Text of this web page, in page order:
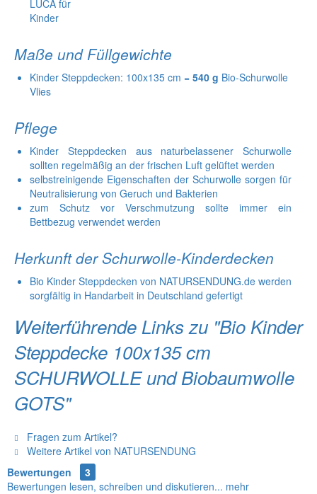
Maße und Füllgewichte
Kinder Steppdecken: 100x135 cm = 540 g Bio-Schurwolle
Vlies
Pflege
Kinder Steppdecken aus naturbelassener Schurwolle
sollten regelmäßig an der frischen Luft gelüftet werden
selbstreinigende Eigenschaften der Schurwolle sorgen für
Neutralisierung von Geruch und Bakterien
zum Schutz vor Verschmutzung sollte immer ein
Bettbezug verwendet werden
Herkunft der Schurwolle-Kinderdecken
Bio Kinder Steppdecken von NATURSENDUNG.de werden
sorgfältig in Handarbeit in Deutschland gefertigt
Weiterführende Links zu "Bio Kinder
Steppdecke 100x135 cm
SCHURWOLLE und Biobaumwolle
GOTS"
Fragen zum Artikel?
Weitere Artikel von NATURSENDUNG
Bewertungen
3
Bewertungen lesen, schreiben und diskutieren... mehr